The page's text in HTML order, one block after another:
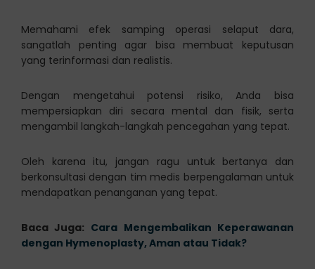
Memahami efek samping operasi selaput dara,
sangatlah penting agar bisa membuat keputusan
yang terinformasi dan realistis.
Dengan mengetahui potensi risiko, Anda bisa
mempersiapkan diri secara mental dan fisik, serta
mengambil langkah-langkah pencegahan yang tepat.
Oleh karena itu, jangan ragu untuk bertanya dan
berkonsultasi dengan tim medis berpengalaman untuk
mendapatkan penanganan yang tepat.
Baca Juga: Cara Mengembalikan Keperawanan
dengan Hymenoplasty, Aman atau Tidak?